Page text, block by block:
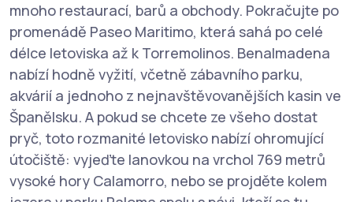
mnoho restaurací, barů a obchody. Pokračujte po
promenádě Paseo Maritimo, která sahá po celé
délce letoviska až k Torremolinos. Benalmadena
nabízí hodně vyžití, včetně zábavního parku,
akvárií a jednoho z nejnavštěvovanějších kasin ve
Španělsku. A pokud se chcete ze všeho dostat
pryč, toto rozmanité letovisko nabízí ohromující
útočiště: vyjeďte lanovkou na vrchol 769 metrů
vysoké hory Calamorro, nebo se projděte kolem